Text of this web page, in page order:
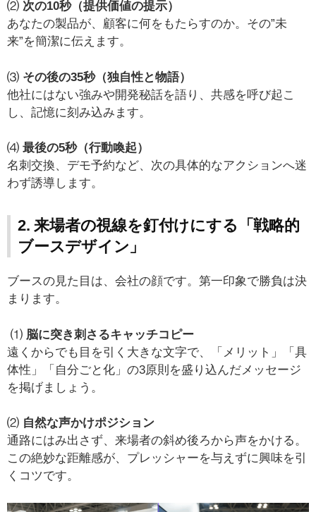
⑵ 次の10秒（提供価値の提示）
あなたの製品が、顧客に何をもたらすのか。その”未
来”を簡潔に伝えます。
⑶ その後の35秒（独自性と物語）
他社にはない強みや開発秘話を語り、共感を呼び起こ
し、記憶に刻み込みます。
⑷ 最後の5秒（行動喚起）
名刺交換、デモ予約など、次の具体的なアクションへ迷
わず誘導します。
2. 来場者の視線を釘付けにする「戦略的
ブースデザイン」
ブースの見た目は、会社の顔です。第一印象で勝負は決
まります。
⑴ 脳に突き刺さるキャッチコピー
遠くからでも目を引く大きな文字で、「メリット」「具
体性」「自分ごと化」の3原則を盛り込んだメッセージ
を掲げましょう。
⑵ 自然な声かけポジション
通路にはみ出さず、来場者の斜め後ろから声をかける。
この絶妙な距離感が、プレッシャーを与えずに興味を引
くコツです。